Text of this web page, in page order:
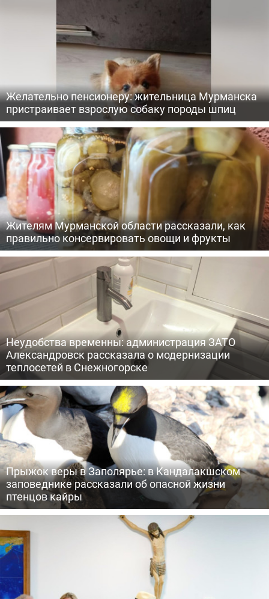
Желательно пенсионеру: жительница Мурманска
пристраивает взрослую собаку породы шпиц
Жителям Мурманской области рассказали, как
правильно консервировать овощи и фрукты
Неудобства временны: администрация ЗАТО
Александровск рассказала о модернизации
теплосетей в Снежногорске
Прыжок веры в Заполярье: в Кандалакшском
заповеднике рассказали об опасной жизни
птенцов кайры